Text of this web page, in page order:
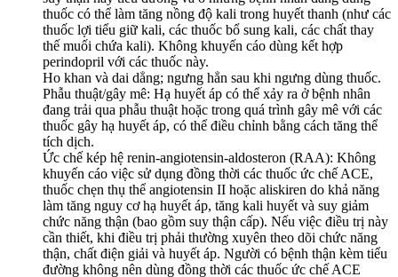
thuốc có thể làm tăng nồng độ kali trong huyết thanh (như các
thuốc lợi tiểu giữ kali, các thuốc bổ sung kali, các chất thay
thế muối chứa kali). Không khuyến cáo dùng kết hợp
perindopril với các thuốc này.
Ho khan và dai dẳng; ngưng hẳn sau khi ngưng dùng thuốc.
Phẫu thuật/gây mê: Hạ huyết áp có thể xảy ra ở bệnh nhân
đang trải qua phẫu thuật hoặc trong quá trình gây mê với các
thuốc gây hạ huyết áp, có thể điều chỉnh bằng cách tăng thể
tích dịch.
Ức chế kép hệ renin-angiotensin-aldosteron (RAA): Không
khuyến cáo việc sử dụng đồng thời các thuốc ức chế ACE,
thuốc chẹn thụ thể angiotensin II hoặc aliskiren do khả năng
làm tăng nguy cơ hạ huyết áp, tăng kali huyết và suy giảm
chức năng thận (bao gồm suy thận cấp). Nếu việc điều trị này
cần thiết, khi điều trị phải thường xuyên theo dõi chức năng
thận, chất điện giải và huyết áp. Người có bệnh thận kèm tiểu
đường không nên dùng đồng thời các thuốc ức chế ACE